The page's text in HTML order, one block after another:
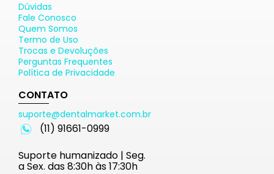
Dúvidas
Fale Conosco
Quem Somos
Termo de Uso
Trocas e Devoluções
Perguntas Frequentes
Política de Privacidade
CONTATO
suporte@dentalmarket.com.br
(11) 91661-0999
Suporte humanizado | Seg.
a Sex. das 8:30h às 17:30h